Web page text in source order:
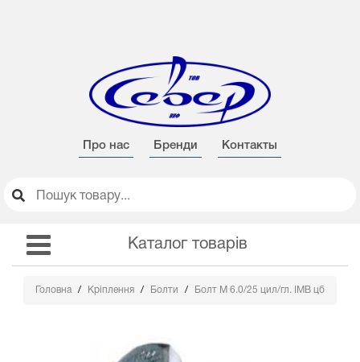
Про нас Бренди Контакты
Каталог товарів
Головна Кріплення Болти Болт М 6.0/25 цил/гл. IMB цб